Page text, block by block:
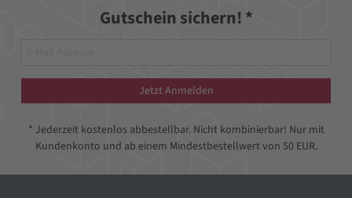
Gutschein sichern! *
Jetzt Anmelden
* Jederzeit kostenlos abbestellbar. Nicht kombinierbar! Nur mit
Kundenkonto und ab einem Mindestbestellwert von 50 EUR.